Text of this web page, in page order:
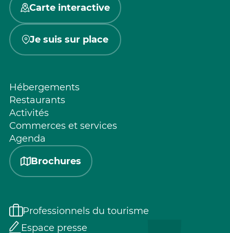
Carte interactive
Je suis sur place
Hébergements
Restaurants
Activités
Commerces et services
Agenda
Brochures
Professionnels du tourisme
Espace presse